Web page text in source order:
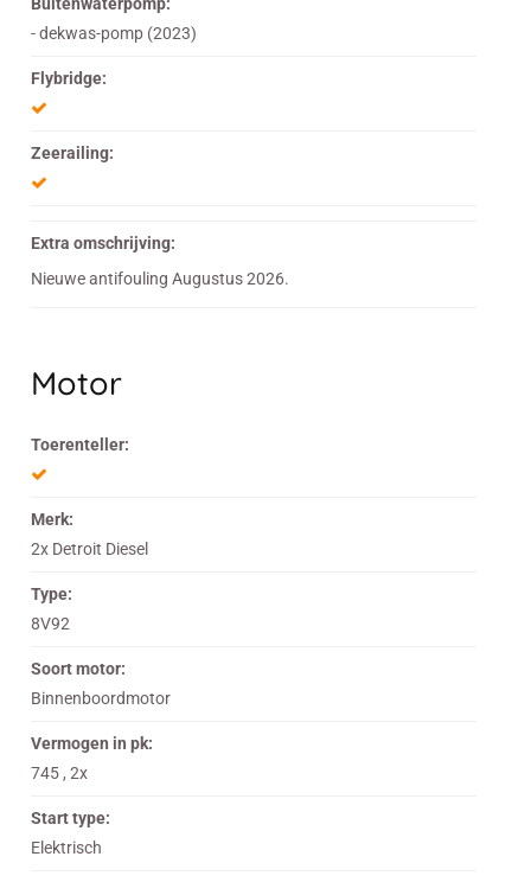
- dekwas-pomp (2023)
Flybridge:
Zeerailing:
Extra omschrijving:
Nieuwe antifouling Augustus 2026.
Motor
Toerenteller:
Merk:
2x Detroit Diesel
Type:
8V92
Soort motor:
Binnenboordmotor
Vermogen in pk:
745 , 2x
Start type:
Elektrisch